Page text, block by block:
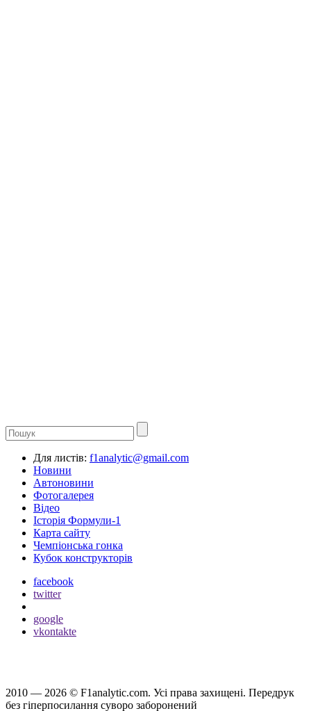
Для листів: f1analytic@gmail.com
Новини
Автоновини
Фотогалерея
Відео
Історія Формули-1
Карта сайту
Чемпіонська гонка
Кубок конструкторів
facebook
twitter
google
vkontakte
2010 — 2026 © F1analytic.com. Усi права захищенi. Передрук
без гіперпосилання суворо заборонений